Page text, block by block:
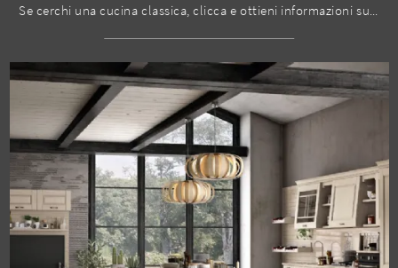
Se cerchi una cucina classica, clicca e ottieni informazioni sul modello Bilbao 07 Spar.